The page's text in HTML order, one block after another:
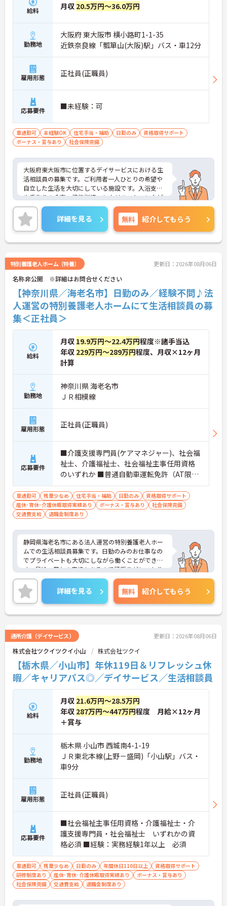
給料 月収 20.5万円～36.0万円
勤務地
大阪府 東大阪市 横小路町1-1-35
近鉄奈良線「瓢箪山(大阪)駅」バス・車12分
雇用形態 正社員(正職員)
応募要件 ■未経験：可
車通勤可 未経験OK 住宅手当・補助 日勤のみ
資格取得サポート
ボーナス・賞与あり
社会保険完備
大阪府東大阪市に位置するデイサービスにおける生
活相談員の募集です。ご利用者一人ひとりの希望や
自立した生活を大切にしている施設です。入浴支援
や手作りの食事、機能訓練、レクリエーションなど
を提供し、笑顔で快適に過ごせる環境づくりに取り
組まれています。
就業時間は17:30までです。勤務時間終了後のプライ
ベートな時間も充実させることが可能です。
ご興味のある方には、面接対策ポイントなど、さら
い！
詳細を見る 無料 紹介してもらう
特別養護老人ホーム（特養） 更新日：2026年08月06日
名称非公開 ※詳細はお問合せください
【神奈川県／海老名市】日勤のみ／経験不問♪法
人運営の特別養護老人ホームにて生活相談員の募
集＜正社員＞
給料
月収 19.9万円～22.4万円程度※諸手当込
年収 229万円～289万円程度、月収×12ヶ月
計算
勤務地
神奈川県 海老名市
ＪＲ相模線
雇用形態 正社員(正職員)
応募要件
■介護支援専門員(ケアマネジャー)、社会福
祉士、介護福祉士、社会福祉主事任用資格
のいずれか ■普通自動車運転免許（AT限定
可）必須 ■経験不問
車通勤可 残業少なめ 住宅手当・補助 日勤のみ
資格取得サポート
産休･育休･介護休暇取得実績あり
ボーナス・賞与あり
社会保険完備
交通費支給
退職金制度あり
静岡県海老名市にある法人運営の特別養護老人ホー
ムでの生活相談員募集です。日勤のみのお仕事なの
でプライベートも大切にしながら働くことができま
す。昇給・賞与の実績もあるので頑張りがしっかり
と評価される環境です。ご興味ある方には、面接対
策ポイントなど、詳細をお話しいたしますのでお気
軽にご相談ください。
詳細を見る 無料 紹介してもらう
通所介護（デイサービス） 更新日：2026年08月06日
株式会社ツクイツクイ小山 株式会社ツクイ
【栃木県／小山市】年休119日＆リフレッシュ休
暇／キャリアパス◎／デイサービス／生活相談員
給料
月収 21.6万円～28.5万円
年収 287万円～447万円程度 月給×12ヶ月
＋賞与
勤務地
栃木県 小山市 西城南4-1-19
ＪＲ東北本線(上野－盛岡)「小山駅」バス・
車9分
雇用形態 正社員(正職員)
応募要件
■社会福祉主事任用資格・介護福祉士・介
護支援専門員・社会福祉士 いずれかの資
格必須 ■経験：実務経験1年以上 必須
車通勤可 残業少なめ 日勤のみ 年間休日110日以上
資格取得サポート
研修制度あり
産休･育休･介護休暇取得実績あり
ボーナス・賞与あり
社会保険完備
交通費支給 退職金制度あり